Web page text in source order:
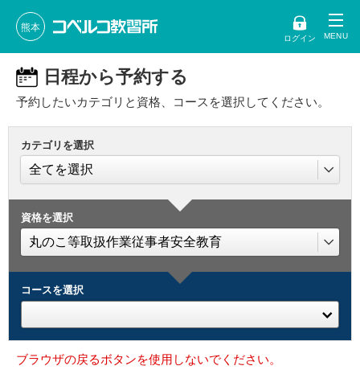
熊本
ログイン
日程から予約する
予約したいカテゴリと資格、コースを選択してください。
カテゴリを選択
資格を選択
コースを選択
ブラウザの戻るボタンを使用しないでください。